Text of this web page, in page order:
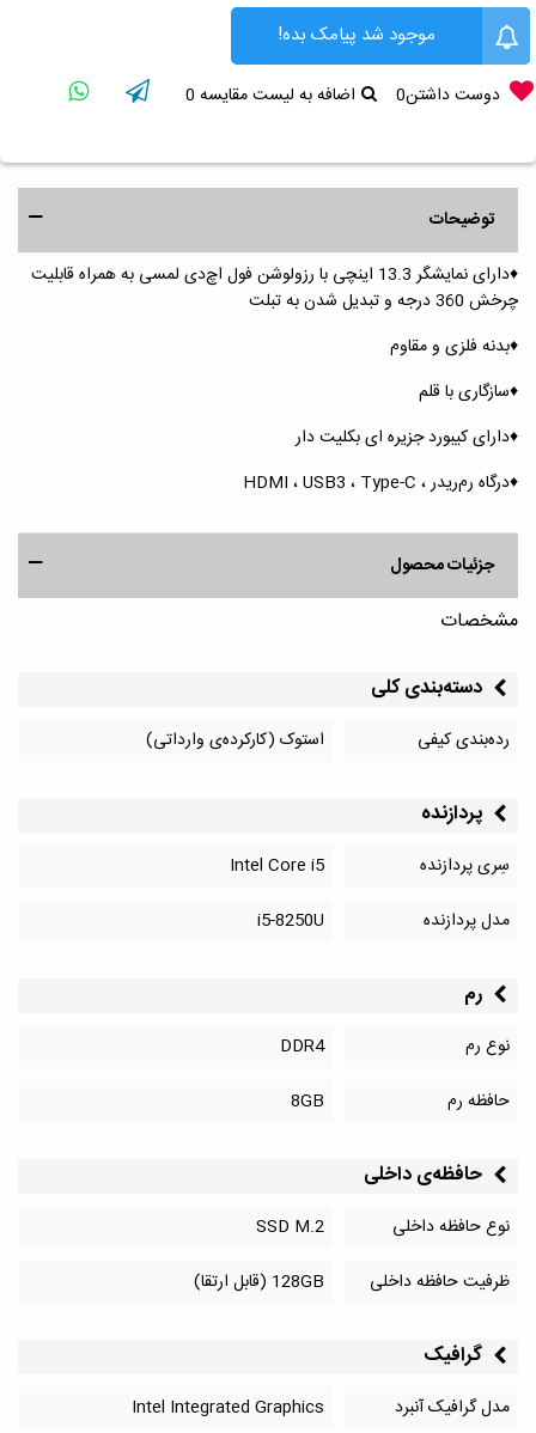
موجود شد پیامک بده!
دوست داشتن0 اضافه به لیست مقایسه 0
توضیحات
♦️دارای نمایشگر 13.3 اینچی با رزولوشن فول اچ‌دی لمسی به همراه قابلیت
چرخش 360 درجه و تبدیل شدن به تبلت
♦️بدنه فلزی و مقاوم
♦️سازگاری با قلم
♦️دارای کیبورد جزیره ای بکلیت دار
♦️درگاه رم‌ریدر ، HDMI ، USB3 ، Type-C
جزئیات محصول
مشخصات
دسته‌بندی کلی
رده‌بندی کیفی استوک (کارکرده‌ی وارداتی)
پردازنده
سِری پردازنده
Intel Core i5
مدل پردازنده
i5-8250U
رم
نوع رم
DDR4
حافظه رم
8GB
حافظه‌‌ی داخلی
نوع حافظه داخلی
SSD M.2
ظرفیت حافظه داخلی
128GB (قابل ارتقا)
گرافیک
مدل گرافیک آنبرد Intel Integrated Graphics